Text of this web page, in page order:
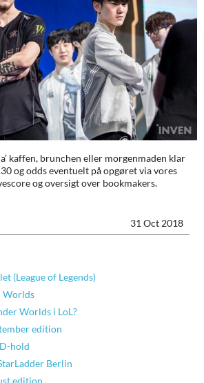
kaffen, brunchen eller morgenmaden klar
og odds eventuelt på opgøret via vores
og oversigt over bookmakers.
31 Oct 2018
(League of Legends)
Worlds
Worlds i LoL?
edition
hold
Berlin